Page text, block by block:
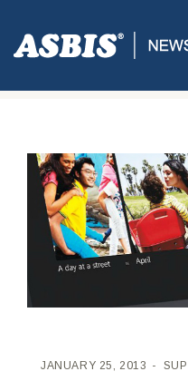
ASBIS CROATIA>
UZ OPCIJU EKRANA
JANUARY 25, 2013